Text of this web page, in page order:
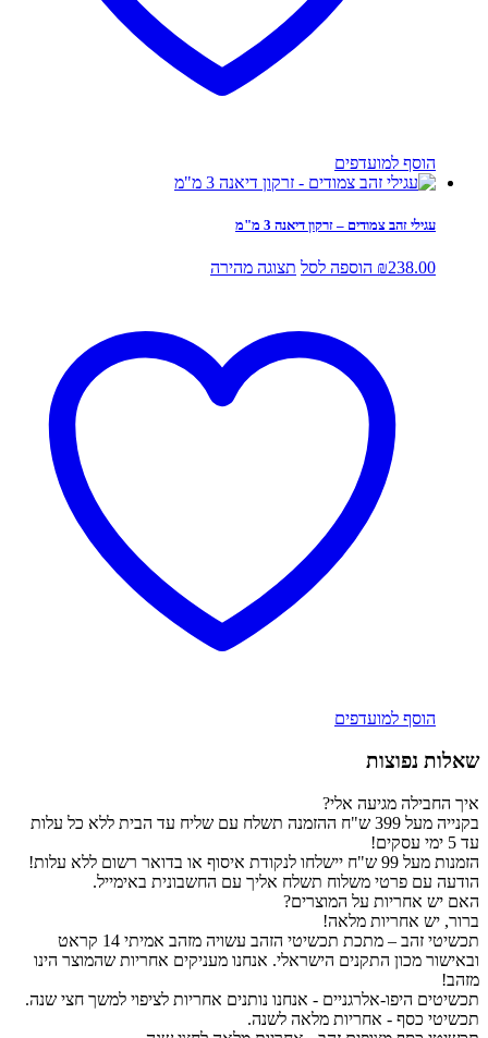
הוסף למועדפים
עגילי זהב צמודים – זרקון דיאנה 3 מ"מ
₪238.00 הוספה לסל תצוגה מהירה
הוסף למועדפים
שאלות נפוצות
איך החבילה מגיעה אלי?
בקנייה מעל 399 ש"ח ההזמנה תשלח עם שליח עד הבית ללא כל עלות
עד 5 ימי עסקים!
הזמנות מעל 99 ש"ח יישלחו לנקודת איסוף או בדואר רשום ללא עלות!
הודעה עם פרטי משלוח תשלח אליך עם החשבונית באימייל.
האם יש אחריות על המוצרים?
ברור, יש אחריות מלאה!
תכשיטי זהב – מתכת תכשיטי הזהב עשויה מזהב אמיתי 14 קראט
ובאישור מכון התקנים הישראלי. אנחנו מעניקים אחריות שהמוצר הינו
מזהב!
תכשיטים היפו-אלרגניים - אנחנו נותנים אחריות לציפוי למשך חצי שנה.
תכשיטי כסף - אחריות מלאה לשנה.